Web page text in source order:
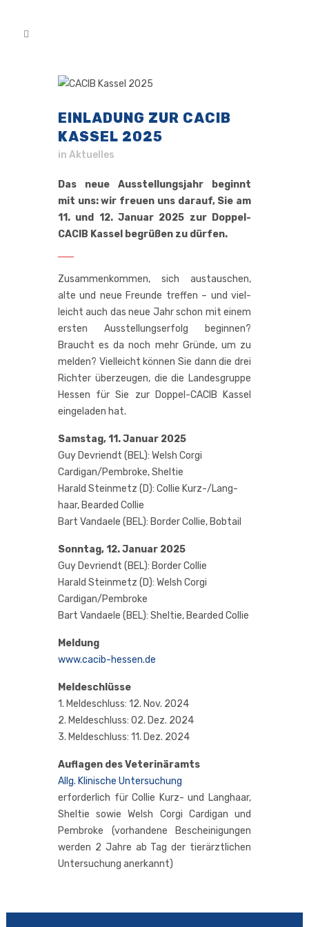
EINLADUNG ZUR CACIB
KASSEL 2025
in Aktuelles
Das neue Ausstellungsjahr beginnt
mit uns: wir freuen uns darauf, Sie am
11. und 12. Januar 2025 zur Doppel-
CACIB Kassel begrüßen zu dürfen.
Zusam­men­kom­men, sich aus­tau­schen,
alte und neue Freun­de tref­fen – und viel­
leicht auch das neue Jahr schon mit einem
ers­ten Aus­stel­lungs­er­folg begin­nen?
Braucht es da noch mehr Grün­de, um zu
mel­den? Viel­leicht kön­nen Sie dann die drei
Rich­ter über­zeu­gen, die die Lan­des­grup­pe
Hes­sen für Sie zur Dop­pel-CACIB Kas­sel
ein­ge­la­den hat.
Sams­tag, 11. Janu­ar 2025
Guy Devri­endt (BEL): Welsh Cor­gi
Cardigan/Pembroke, Sheltie
Harald Stein­metz (D): Col­lie Kurz-/Lang­
haar, Beard­ed Collie
Bart Van­dae­le (BEL): Bor­der Col­lie, Bobtail
Sonn­tag, 12. Janu­ar 2025
Guy Devri­endt (BEL): Bor­der Collie
Harald Stein­metz (D): Welsh Cor­gi
Cardigan/Pembroke
Bart Van­dae­le (BEL): Shel­tie, Beard­ed Collie
Mel­dung
www.cacib-hessen.de
Mel­de­schlüs­se
1. Mel­de­schluss: 12. Nov. 2024
2. Mel­de­schluss: 02. Dez. 2024
3. Mel­de­schluss: 11. Dez. 2024
Auf­la­gen des Veterinäramts
Allg. Kli­ni­sche Untersuchung
erfor­der­lich für Col­lie Kurz- und Lang­haar,
Shel­tie sowie Welsh Cor­gi Car­di­gan und
Pem­bro­ke (vor­han­de­ne Beschei­ni­gun­gen
wer­den 2 Jah­re ab Tag der tier­ärzt­li­chen
Unter­su­chung anerkannt)